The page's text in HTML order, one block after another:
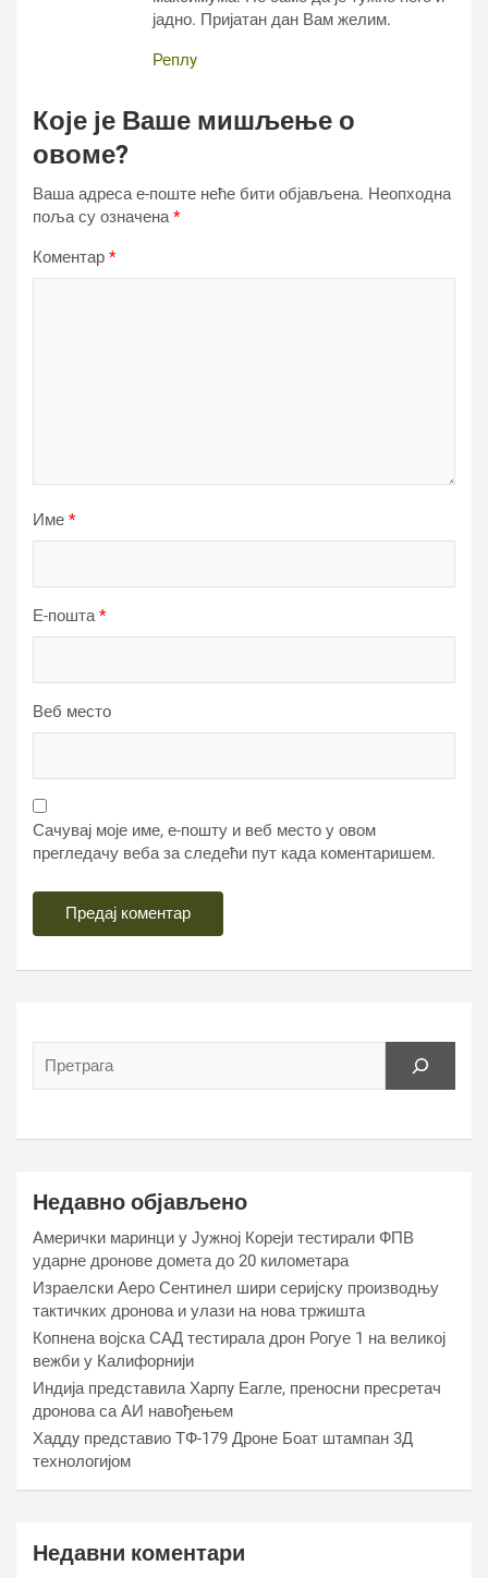
јадно. Пријатан дан Вам желим.
Реплy
Које је Ваше мишљење о
овоме?
Ваша адреса е-поште неће бити објављена. Неопходна
поља су означена*
Коментар *
Име *
Е-пошта*
Веб место
Сачувај моје име, е-пошту и веб место у овом
прегледачу веба за следећи пут када коментаришем.
Недавно објављено
Амерички маринци у Јужној Кореји тестирали ФПВ
ударне дронове домета до 20 километара
Израелски Аеро Сентинел шири серијску производњу
тактичких дронова и улази на нова тржишта
Копнена војска САД тестирала дрон Рогуе 1 на великој
вежби у Калифорнији
Индија представила Харпy Еагле, преносни пресретач
дронова са АИ навођењем
Хаддy представио ТФ-179 Дроне Боат штампан 3Д
технологијом
Недавни коментари